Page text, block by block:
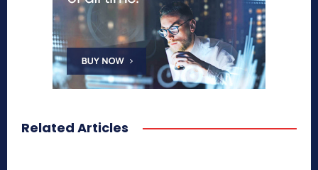
Related Articles